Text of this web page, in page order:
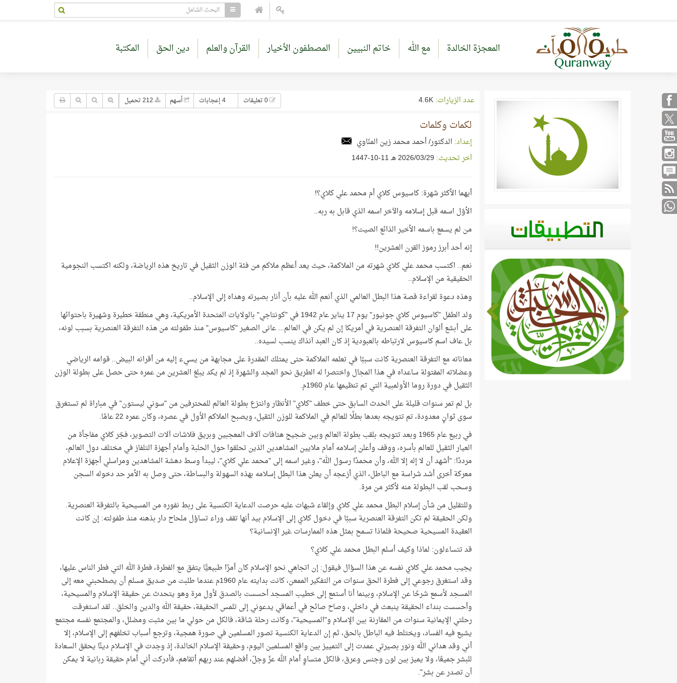
المعجزة الخالدة مع الله خاتم النبيين المصطفون الأخيار القرآن والعلم دين الحق المكتبة
عدد الزيارات: 4 إعجابات أسهم
لكمات وكلمات
إعداد: الدكتور/ أحمد محمد زين المنّاوي
آخر تحديث: 29‏/03‏/2026 هـ 11-10-1447
أيهما الأكثر شهرة: كاسيوس كلاي أم محمد علي كلاي؟!
الأوّل اسمه قبل إسلامه والآخر اسمه الذي قابل به ربه..
من لم يسمع باسمه الأخير الذائع الصيت؟!
إنه أحد أبرز رموز القرن العشرين!!
نعم.. اكتسب محمد علي كلاي شهرته من الملاكمة، حيث يعد أعظم ملاكم من فئة الوزن الثقيل في تاريخ هذه الرياضة، ولكنه اكتسب النجومية
الحقيقية من الإسلام..
وهذه دعوة لقراءة قصة هذا البطل العالمي الذي أنعم الله عليه بأن أنار بصيرته وهداه إلى الإسلام..
ولد الطفل "كاسيوس كلاي جونيور" يوم 17 يناير عام 1942 في "كونتاجي" بالولايات المتحدة الأمريكية، وهي منطقة خطيرة وشهيرة باحتوائها
على أبشع ألوان التفرقة العنصرية في أمريكا إن لم يكن في العالم... عانى الصغير "كاسيوس" منذ طفولته من هذه التفرقة العنصرية بسبب لونه،
بل عاف اسم كاسيوس لارتباطه بالعبودية إذ كان العبد آنذاك ينسب لسيده..
معاناته مع التفرقة العنصرية كانت سببًا في تعلمه الملاكمة حتى يمتلك المقدرة على مجابهة من يسيء إليه من أقرانه البيض.. قوامه الرياضي
وعضلاته المفتولة ساعداه في هذا المجال واختصرا له الطريق نحو المجد والشهرة إذ لم يكد يبلغ العشرين من عمره حتى حصل على بطولة الوزن
الثقيل في دورة روما الأولمبية التي تم تنظيمها عام 1960م.
بل لم تمر سنوات قليلة على الحدث السابق حتى خطف "كلاي" الأنظار وانتزع بطولة العالم للمحترفين من "سوني ليستون" في مباراة لم تستغرق
سوى ثوانٍ معدودة، تم تتويجه بعدها بطلًا للعالم في الملاكمة للوزن الثقيل، ويصبح الملاكم الأول في عصره، وكان عمره 22 عامًا.
في ربيع عام 1965 وبعد تتويجه بلقب بطولة العالم وبين ضجيج هتافات آلاف المعجبين وبريق فلاشات آلات التصوير، فجّر كلاي مفاجأة من
العيار الثقيل للعالم بأسره، ووقف وأعلن إسلامه أمام ملايين المشاهدين الذين تحلقوا حول الحلبة وأمام أجهزة التلفاز في مختلف دول العالم،
مرددًا: "أشهد أن لا إله إلا الله، وأن محمدًا رسول الله"، وغير اسمه إلى "محمد علي كلاي"، ليبدأ وسط دهشة المشاهدين ومراسلي أجهزة الإعلام
معركة أخرى أشد شراسة مع الباطل، الذي أزعجه أن يعلن هذا البطل إسلامه بهذه السهولة والبساطة، حتى وصل به الأمر حد دخوله السجن
وسحب لقب البطولة منه لأكثر من مرة.
وللتقليل من شأن إسلام البطل محمد علي كلاي وإلقاء شبهات عليه حرصت الدعاية الكنسية على ربط نفوره من المسيحية بالتفرقة العنصرية.
ولكن الحقيقة لم تكن التفرقة العنصرية سببًا في دخول كلاي إلى الإسلام بيد أنها تقف وراء تساؤل ملحاح دار بذهنه منذ طفولته: إن كانت
العقيدة المسيحية صحيحة فلماذا تسمح بمثل هذه الممارسات غير الإنسانية؟
قد تتساءلون: لماذا وكيف أسلم البطل محمد علي كلاي؟
يجيب محمد علي كلاي نفسه عن هذا السؤال فيقول: إن اتجاهي نحو الإسلام كان أمرًا طبيعيًّا يتفق مع الفطرة، فطرة الله التي فطر الناس عليها،
وقد استغرق رجوعي إلى فطرة الحق سنوات من التفكير الممعن، كانت بدايته عام 1960م عندما طلبت من صديق مسلم أن يصطحبني معه إلى
المسجد لأسمع شرحًا عن الإسلام، وبينما أنا أستمع إلى خطيب المسجد أحسست بالصدق لأول مرة وهو يتحدث عن حقيقة الإسلام والمسيحية،
وأحسست بنداء الحقيقة ينبعث في داخلي، وصاح صائح في أعماقي يدعوني إلى تلمس الحقيقة، حقيقة الله والدين والخلق.. لقد استغرقت
رحلتي الإيمانية سنوات من المقارنة بين الإسلام و"المسيحية"، وكانت رحلة شاقة، فالكل من حولي ما بين مثبت ومضلل، والمجتمع نفسه مجتمع
يشيع فيه الفساد، ويختلط فيه الباطل بالحق، ثم إن الدعاية الكنسية تصور المسلمين في صورة همجية، وترجـع أسباب تخلفهم إلى الإسلام، إلا
أني وقد هداني الله ونور بصيرتي عمدت إلى التمييز بين واقع المسلمين اليوم، وحقيقة الإسلام الخالدة، إذ وجدت في الإسلام دينًا يحقق السعادة
للبشر جميعًا، ولا يميز بين لون وجنس وعرق، فالكل متساوٍ أمام الله عزّ وجلّ، أفضلهم عند ربهم أتقاهم، فأدركت أني أمام حقيقة ربانية لا يمكن
أن تصدر عن بشر".